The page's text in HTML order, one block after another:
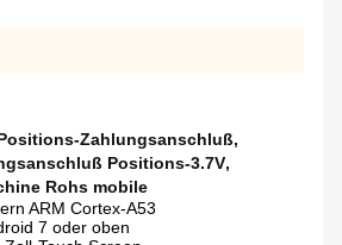
Zahlungsanschluß,
Positions-3.7V,
Rohs mobile
ARM Cortex-A53
7 oder oben